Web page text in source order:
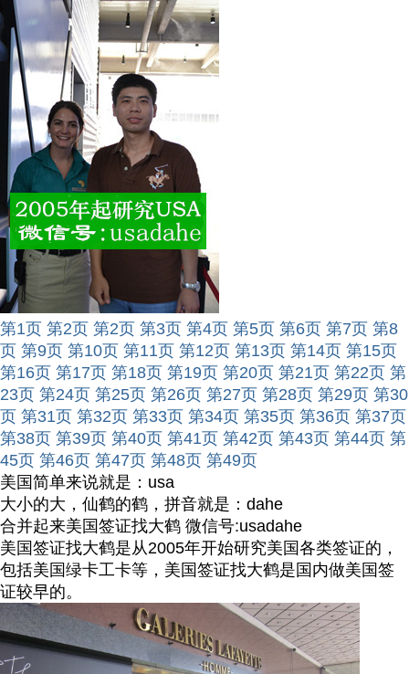
第1页 第2页 第2页 第3页 第4页 第5页 第6页 第7页 第8
页 第9页 第10页 第11页 第12页 第13页 第14页 第15页
第16页 第17页 第18页 第19页 第20页 第21页 第22页 第
23页 第24页 第25页 第26页 第27页 第28页 第29页 第30
页 第31页 第32页 第33页 第34页 第35页 第36页 第37页
第38页 第39页 第40页 第41页 第42页 第43页 第44页 第
45页 第46页 第47页 第48页 第49页
美国简单来说就是：usa
大小的大，仙鹤的鹤，拼音就是：dahe
合并起来美国签证找大鹤 微信号:usadahe
美国签证找大鹤是从2005年开始研究美国各类签证的，
包括美国绿卡工卡等，美国签证找大鹤是国内做美国签
证较早的。